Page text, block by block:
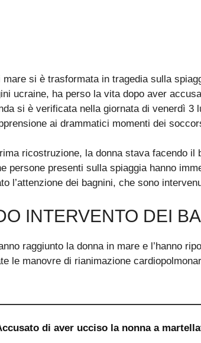
mare si è trasformata in tragedia sulla
ucraine, ha perso la vita dopo aver
si è verificata nella giornata di venerdì 3
ai drammatici momenti dei
ricostruzione, la donna stava facendo
persone presenti sulla spiaggia hanno
l’attenzione dei bagnini, che sono
INTERVENTO DEI
raggiunto la donna in mare e l’hanno
le manovre di rianimazione
di aver ucciso la nonna a